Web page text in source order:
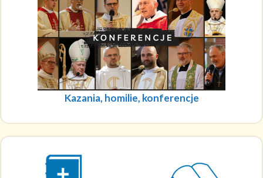
Kazania, homilie, konferencje